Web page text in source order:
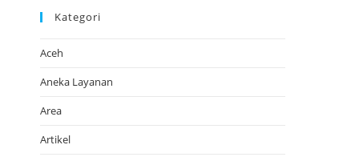
Kategori
Aceh
Aneka Layanan
Area
Artikel